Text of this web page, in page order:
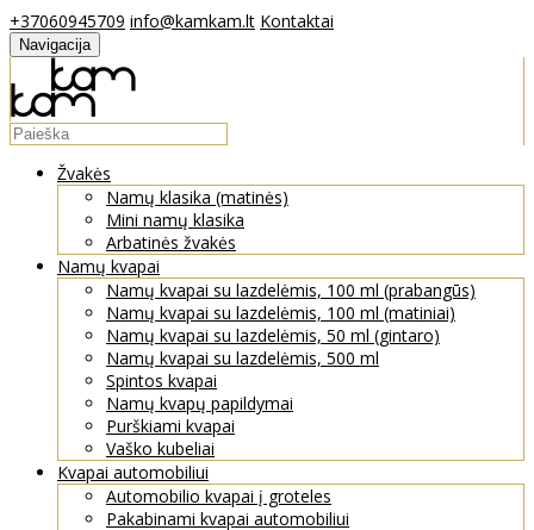
+37060945709 info@kamkam.lt Kontaktai
Navigacija
Žvakės
Namų klasika (matinės)
Mini namų klasika
Arbatinės žvakės
Namų kvapai
Namų kvapai su lazdelėmis, 100 ml (prabangūs)
Namų kvapai su lazdelėmis, 100 ml (matiniai)
Namų kvapai su lazdelėmis, 50 ml (gintaro)
Namų kvapai su lazdelėmis, 500 ml
Spintos kvapai
Namų kvapų papildymai
Purškiami kvapai
Vaško kubeliai
Kvapai automobiliui
Automobilio kvapai į groteles
Pakabinami kvapai automobiliui